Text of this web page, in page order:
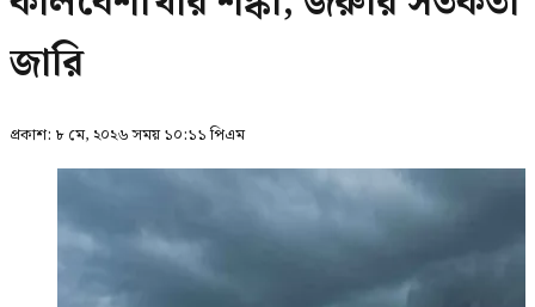
জারি
প্রকাশ: ৮ মে, ২০২৬ সময় ১০:১১ পিএম